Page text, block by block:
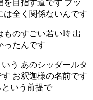
目指す道です ブッ
は全く関係ないんです
のすごい若い時 出
ったんです
う あのシッダールタ
お釈迦様の名前です
いう前提で